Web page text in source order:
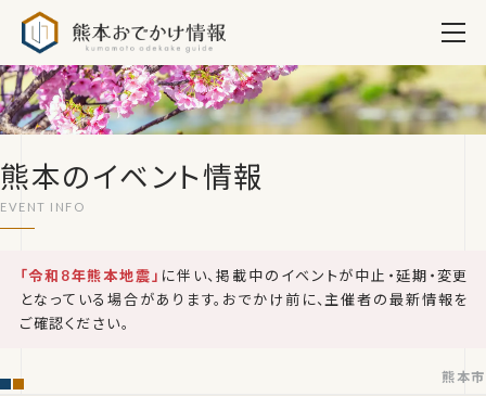
熊本のイベント情報
「令和8年熊本地震」 に伴い、掲載中のイベントが中止・延期・変更
となっている場合があります。おでかけ前に、主催者の最新情報を
ご確認ください。
熊本市